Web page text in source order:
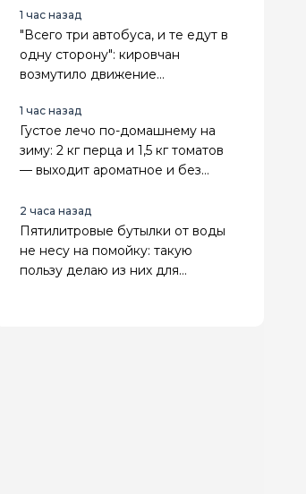
1 час назад
"Всего три автобуса, и те едут в
одну сторону": кировчан
возмутило движение
1 час назад
Густое лечо по-домашнему на
зиму: 2 кг перца и 1,5 кг томатов
— выходит ароматное и без
2 часа назад
Пятилитровые бутылки от воды
не несу на помойку: такую
пользу делаю из них для